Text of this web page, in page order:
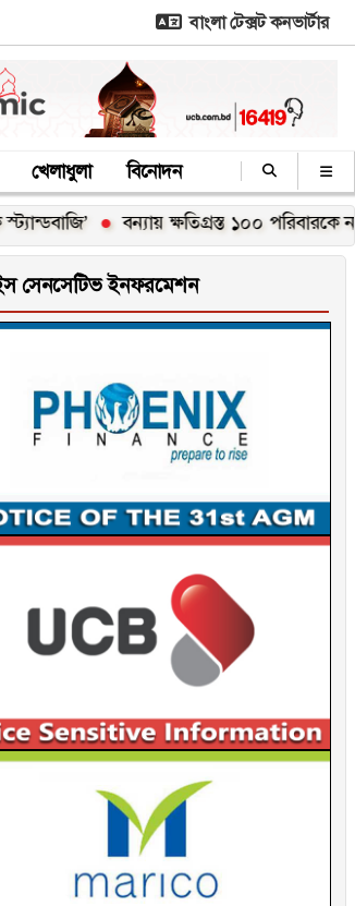
বাংলা টেক্সট কনভার্টার
খেলাধুলা বিনোদন
বন্যায় ক্ষতিগ্রস্ত ১০০ পরিবারকে নতুন ঘর
সেনসেটিভ ইনফরমেশন